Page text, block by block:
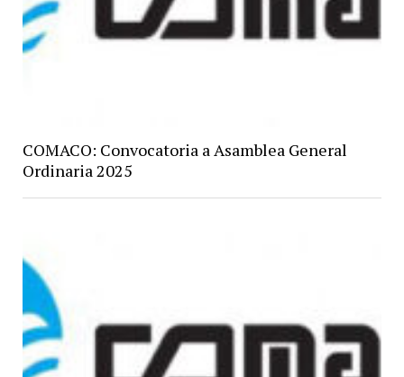
COMACO: Convocatoria a Asamblea General
Ordinaria 2025